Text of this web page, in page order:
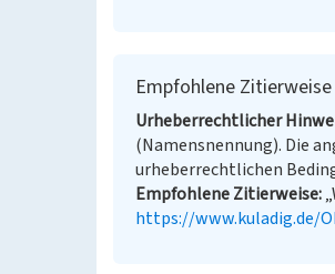
Empfohlene Zitierweise
Urheberrechtlicher
(Namensnennung). Die
urheberrechtlichen
Empfohlene Zitierweise
https://www.kuladig.de/